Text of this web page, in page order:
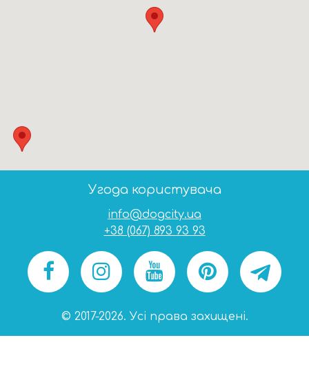
Угода користувача
info@dogcity.ua
+38 (067) 893 93 93
© 2017-2026. Усі права захищені.